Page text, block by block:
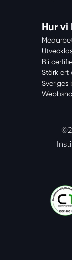
Hur
Bli
Stärk ert